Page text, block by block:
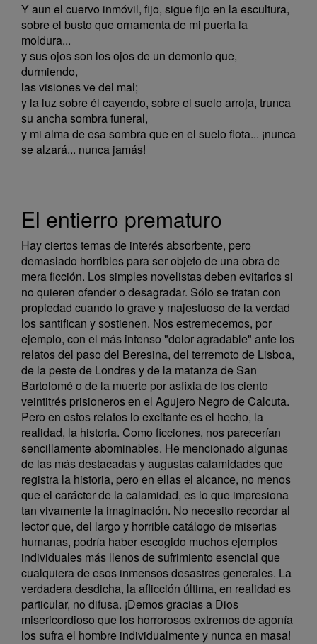
Y aun el cuervo inmóvil, fijo, sigue fijo en la escultura,
sobre el busto que ornamenta de mi puerta la
moldura...
y sus ojos son los ojos de un demonio que,
durmiendo,
las visiones ve del mal;
y la luz sobre él cayendo, sobre el suelo arroja, trunca
su ancha sombra funeral,
y mi alma de esa sombra que en el suelo flota... ¡nunca
se alzará... nunca jamás!
El entierro prematuro
Hay ciertos temas de interés absorbente, pero
demasiado horribles para ser objeto de una obra de
mera ficción. Los simples novelistas deben evitarlos si
no quieren ofender o desagradar. Sólo se tratan con
propiedad cuando lo grave y majestuoso de la verdad
los santifican y sostienen. Nos estremecemos, por
ejemplo, con el más intenso "dolor agradable" ante los
relatos del paso del Beresina, del terremoto de Lisboa,
de la peste de Londres y de la matanza de San
Bartolomé o de la muerte por asfixia de los ciento
veintitrés prisioneros en el Agujero Negro de Calcuta.
Pero en estos relatos lo excitante es el hecho, la
realidad, la historia. Como ficciones, nos parecerían
sencillamente abominables. He mencionado algunas
de las más destacadas y augustas calamidades que
registra la historia, pero en ellas el alcance, no menos
que el carácter de la calamidad, es lo que impresiona
tan vivamente la imaginación. No necesito recordar al
lector que, del largo y horrible catálogo de miserias
humanas, podría haber escogido muchos ejemplos
individuales más llenos de sufrimiento esencial que
cualquiera de esos inmensos desastres generales. La
verdadera desdicha, la aflicción última, en realidad es
particular, no difusa. ¡Demos gracias a Dios
misericordioso que los horrorosos extremos de agonía
los sufra el hombre individualmente y nunca en masa!